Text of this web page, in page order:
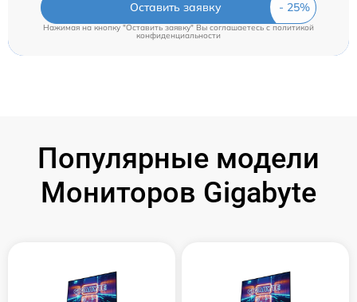
Оставить заявку
Нажимая на кнопку "Оставить заявку" Вы соглашаетесь cполитикой
конфиденциальности
Популярные модели
Мониторов Gigabyte